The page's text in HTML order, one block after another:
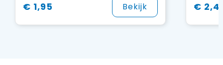
€ 1,95 Bekijk €